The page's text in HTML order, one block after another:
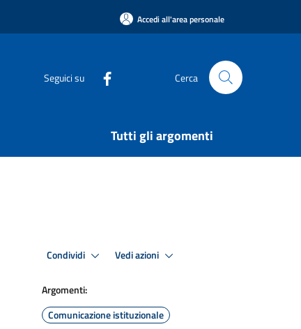
Accedi all'area personale
Seguici su Cerca
Tutti gli argomenti
Condividi Vedi azioni
Argomenti:
Comunicazione istituzionale